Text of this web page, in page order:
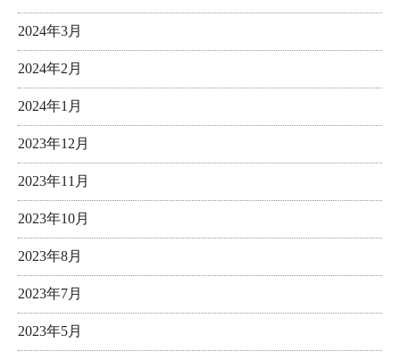
2024年3月
2024年2月
2024年1月
2023年12月
2023年11月
2023年10月
2023年8月
2023年7月
2023年5月